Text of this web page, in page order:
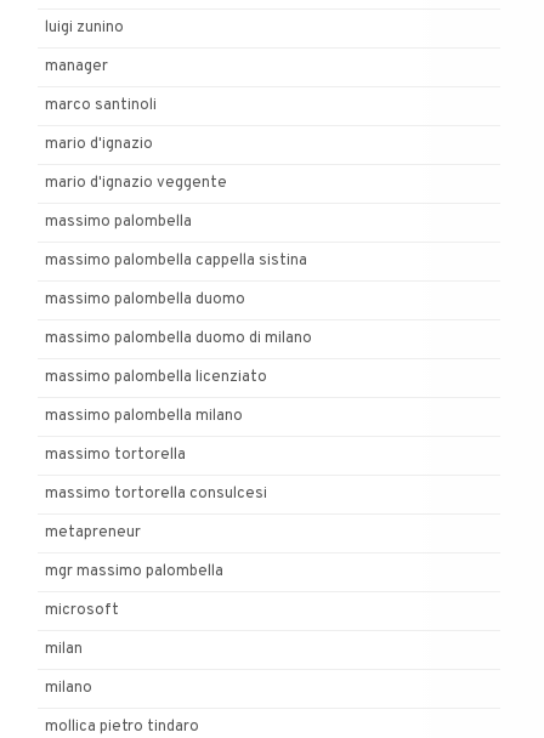
luigi zunino
manager
marco santinoli
mario d'ignazio
mario d'ignazio veggente
massimo palombella
massimo palombella cappella sistina
massimo palombella duomo
massimo palombella duomo di milano
massimo palombella licenziato
massimo palombella milano
massimo tortorella
massimo tortorella consulcesi
metapreneur
mgr massimo palombella
microsoft
milan
milano
mollica pietro tindaro